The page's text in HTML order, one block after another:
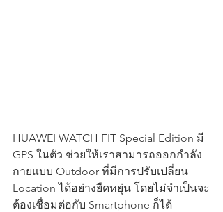
HUAWEI WATCH FIT Special Edition มี
GPS ในตัว ช่วยให้เราสามารถออกกำลัง
กายแบบ Outdoor ที่มีการปรับเปลี่ยน
Location ได้อย่างยืดหยุ่น โดยไม่จำเป็นจะ
ต้องเชื่อมต่อกับ Smartphone ก็ได้